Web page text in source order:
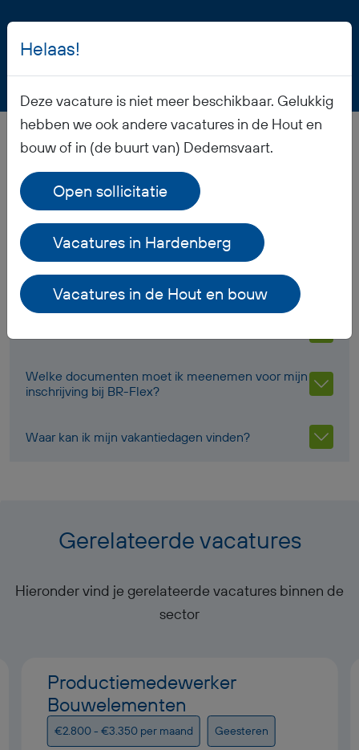
Veelgestelde vragen
Wanneer ontvang ik mijn salaris?
Ontvang ik werkkleding?
Welke documenten moet ik meenemen voor mijn
inschrijving bij BR-Flex?
Waar kan ik mijn vakantiedagen vinden?
Gerelateerde vacatures
Hieronder vind je gerelateerde vacatures binnen de
sector
Productiemedewerker
Bouwelementen
€2.800 - €3.350 per maand Geesteren
Helaas!
Deze vacature is niet meer beschikbaar. Gelukkig
hebben we ook andere vacatures in de Hout en
bouw of in (de buurt van) Dedemsvaart.
Open sollicitatie
Vacatures in Hardenberg
Vacatures in de Hout en bouw